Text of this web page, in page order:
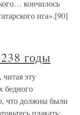
кончилось
ига».[90]
годы
эту
бедного
что должны были